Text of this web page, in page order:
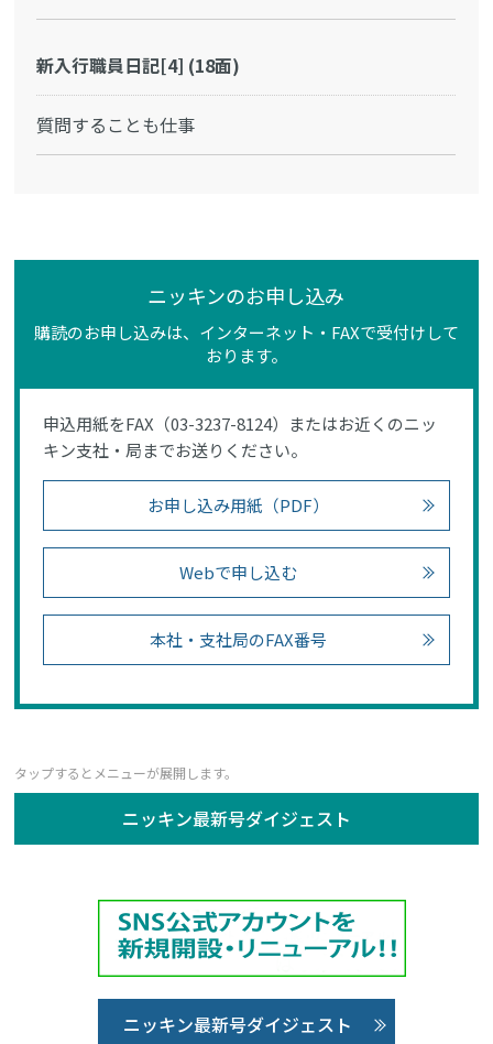
新入行職員日記[4] (18面)
質問することも仕事
ニッキンのお申し込み
購読のお申し込みは、インターネット・FAXで受付けして
おります。
申込用紙をFAX（03-3237-8124）またはお近くのニッ
キン支社・局までお送りください。
お申し込み用紙（PDF）
Webで申し込む
本社・支社局のFAX番号
ニッキン最新号ダイジェスト
ニッキン最新号ダイジェスト